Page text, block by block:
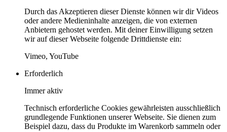
Durch das Akzeptieren dieser Dienste können wir dir Videos
oder andere Medieninhalte anzeigen, die von externen
Anbietern gehostet werden. Mit deiner Einwilligung setzen
wir auf dieser Webseite folgende Drittdienste ein:
Vimeo, YouTube
Erforderlich
Immer aktiv
Technisch erforderliche Cookies gewährleisten ausschließlich
grundlegende Funktionen unserer Webseite. Sie dienen zum
Beispiel dazu, dass du Produkte im Warenkorb sammeln oder